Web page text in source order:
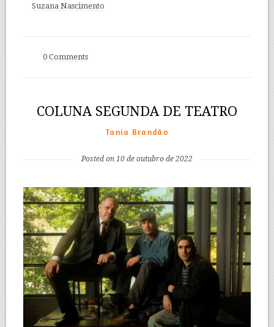
Suzana Nascimento
0 Comments
COLUNA SEGUNDA DE TEATRO
Tania Brandão
Posted on 10 de outubro de 2022